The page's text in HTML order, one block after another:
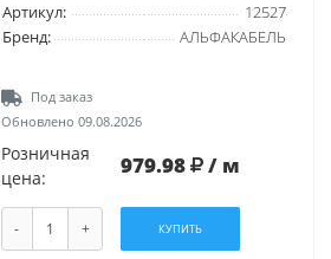
Артикул:
12527
Бренд:
АЛЬФАКАБЕЛЬ
Под заказ
Обновлено 09.08.2026
Розничная
цена:
979.98 / м
- + КУПИТЬ